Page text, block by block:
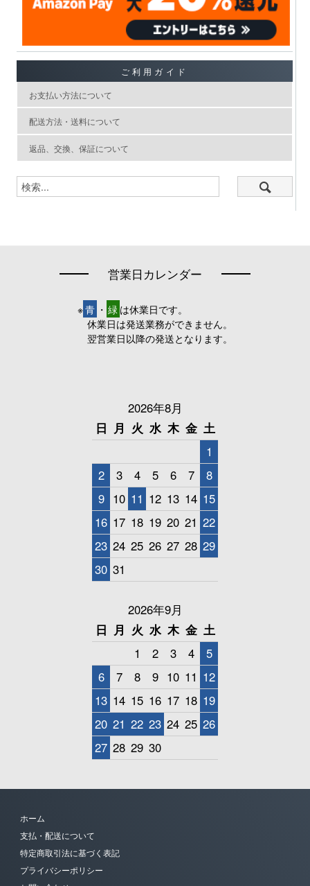
ご利用ガイド
お支払い方法について
配送方法・送料について
返品、交換、保証について
営業日カレンダー
※青 ・ 緑 は休業日です。
休業日は発送業務ができません。
翌営業日以降の発送となります。
2026年8月
日 月 火 水 木 金 土
1
2
3 4 5 6 7
8
9 10 11 12 13 14 15
16 17 18 19 20 21 22
23 24 25 26 27 28 29
30 31
2026年9月
日 月 火 水 木 金 土
1
2 3 4
5
6
7 8 9 10 11 12
13 14 15 16 17 18 19
20 21 22 23 24 25 26
27 28 29 30
ホーム
支払・配送について
特定商取引法に基づく表記
プライバシーポリシー